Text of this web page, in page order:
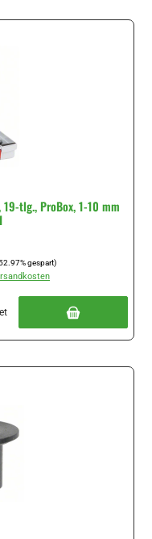
19-tlg., ProBox, 1-10 mm
gespart)